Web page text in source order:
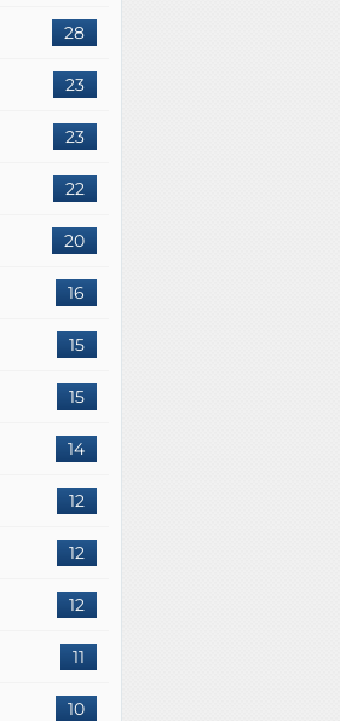
28
23
23
22
20
16
15
15
14
12
12
12
11
10